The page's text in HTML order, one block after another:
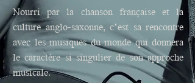
Nourri par la chanson française et la
culture anglo-saxonne, c’est sa rencontre
avec les musiques du monde qui donnera
le caractère si singulier de son approche
musicale.